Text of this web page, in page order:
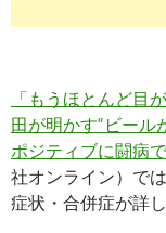
「もうほとんど目
田が明かす“ビール
ポジティブに闘病
社オンライン）で
症状・合併症が詳